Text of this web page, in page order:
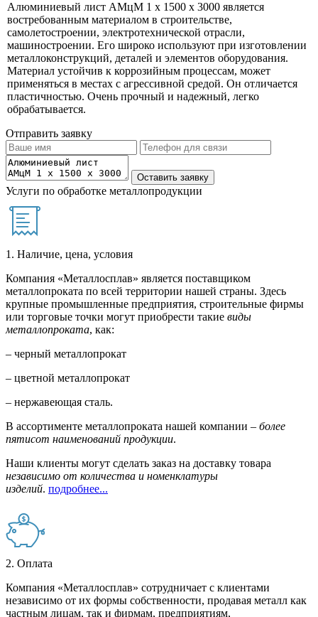
Алюминиевый лист АМцМ 1 х 1500 х 3000 является
востребованным материалом в строительстве,
самолетостроении, электротехнической отрасли,
машиностроении. Его широко используют при изготовлении
металлоконструкций, деталей и элементов оборудования.
Материал устойчив к коррозийным процессам, может
применяться в местах с агрессивной средой. Он отличается
пластичностью. Очень прочный и надежный, легко
обрабатывается.
Отправить заявку
Услуги по обработке металлопродукции
1. Наличие, цена, условия
Компания «Металлосплав» является поставщиком
металлопроката по всей территории нашей страны. Здесь
крупные промышленные предприятия, строительные фирмы
или торговые точки могут приобрести такие виды
металлопроката, как:
– черный металлопрокат
– цветной металлопрокат
– нержавеющая сталь.
В ассортименте металлопроката нашей компании – более
пятисот наименований продукции.
Наши клиенты могут сделать заказ на доставку товара
независимо от количества и номенклатуры
изделий. подробнее...
2. Оплата
Компания «Металлосплав» сотрудничает с клиентами
независимо от их формы собственности, продавая металл как
частным лицам, так и фирмам, предприятиям,